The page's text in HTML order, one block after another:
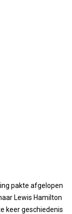
pakte afgelopen
Lewis Hamilton
keer geschiedenis